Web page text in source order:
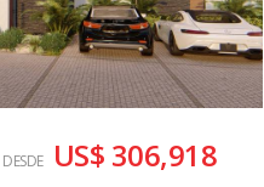
DESDE US$ 306,918